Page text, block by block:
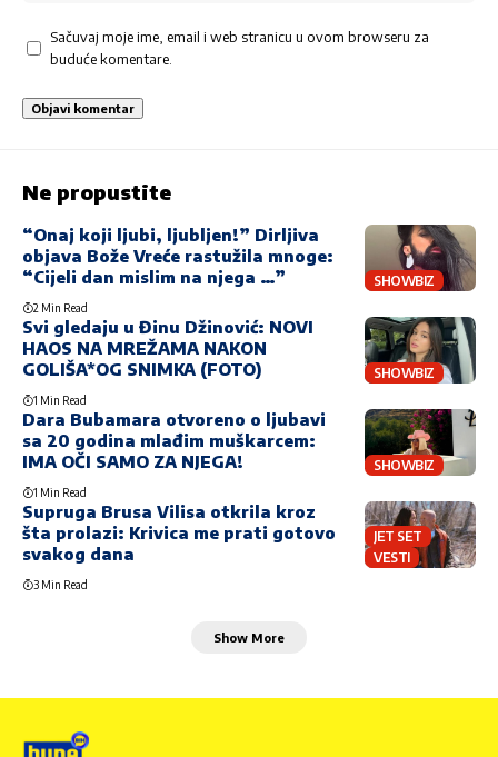
Sačuvaj moje ime, email i web stranicu u ovom browseru za
buduće komentare.
Ne propustite
SHOWBIZ
“Onaj koji ljubi, ljubljen!” Dirljiva
objava Bože Vreće rastužila mnoge:
“Cijeli dan mislim na njega …”
2 Min Read
SHOWBIZ
Svi gledaju u Đinu Džinović: NOVI
HAOS NA MREŽAMA NAKON
GOLIŠA*OG SNIMKA (FOTO)
1 Min Read
SHOWBIZ
Dara Bubamara otvoreno o ljubavi
sa 20 godina mlađim muškarcem:
IMA OČI SAMO ZA NJEGA!
1 Min Read
JET SET
VESTI
Supruga Brusa Vilisa otkrila kroz
šta prolazi: Krivica me prati gotovo
svakog dana
3 Min Read
Show More